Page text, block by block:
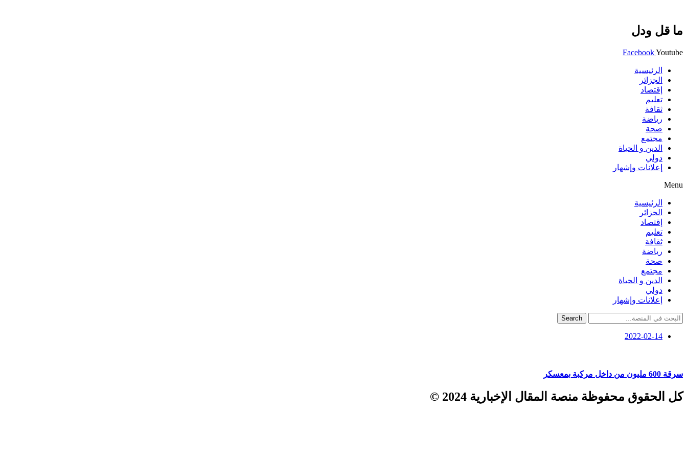
ما قل ودل
FacebookYoutube
الرئيسية
الجزائر
إقتصاد
تعليم
ثقافة
رياضة
صحة
مجتمع
الدين و الحياة
دولي
إعلانات وإشهار
Menu
الرئيسية
الجزائر
إقتصاد
تعليم
ثقافة
رياضة
صحة
مجتمع
الدين و الحياة
دولي
إعلانات وإشهار
Search
2022-02-14
سرقة 600 مليون من داخل مركبة بمعسكر
كل الحقوق محفوظة منصة المقال الإخبارية 2024 ©